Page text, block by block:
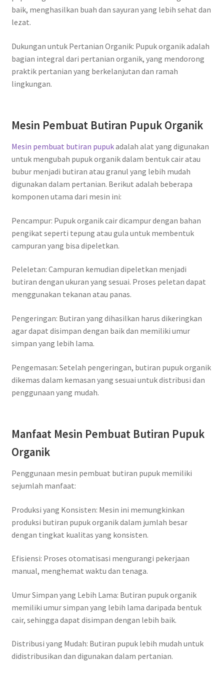
baik, menghasilkan buah dan sayuran yang lebih sehat dan
lezat.
Dukungan untuk Pertanian Organik: Pupuk organik adalah
bagian integral dari pertanian organik, yang mendorong
praktik pertanian yang berkelanjutan dan ramah
lingkungan.
Mesin Pembuat Butiran Pupuk Organik
Mesin pembuat butiran pupukadalah alat yang digunakan
untuk mengubah pupuk organik dalam bentuk cair atau
bubur menjadi butiran atau granul yang lebih mudah
digunakan dalam pertanian. Berikut adalah beberapa
komponen utama dari mesin ini:
Pencampur: Pupuk organik cair dicampur dengan bahan
pengikat seperti tepung atau gula untuk membentuk
campuran yang bisa dipeletkan.
Peleletan: Campuran kemudian dipeletkan menjadi
butiran dengan ukuran yang sesuai. Proses peletan dapat
menggunakan tekanan atau panas.
Pengeringan: Butiran yang dihasilkan harus dikeringkan
agar dapat disimpan dengan baik dan memiliki umur
simpan yang lebih lama.
Pengemasan: Setelah pengeringan, butiran pupuk organik
dikemas dalam kemasan yang sesuai untuk distribusi dan
penggunaan yang mudah.
Manfaat Mesin Pembuat Butiran Pupuk
Organik
Penggunaan mesin pembuat butiran pupuk memiliki
sejumlah manfaat:
Produksi yang Konsisten: Mesin ini memungkinkan
produksi butiran pupuk organik dalam jumlah besar
dengan tingkat kualitas yang konsisten.
Efisiensi: Proses otomatisasi mengurangi pekerjaan
manual, menghemat waktu dan tenaga.
Umur Simpan yang Lebih Lama: Butiran pupuk organik
memiliki umur simpan yang lebih lama daripada bentuk
cair, sehingga dapat disimpan dengan lebih baik.
Distribusi yang Mudah: Butiran pupuk lebih mudah untuk
didistribusikan dan digunakan dalam pertanian.